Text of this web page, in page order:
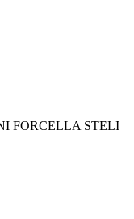
FORCELLA STELI